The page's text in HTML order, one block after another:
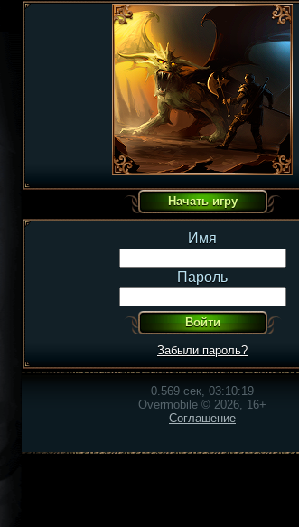
Имя
Пароль
Забыли пароль?
0.569 сек, 03:10:19
Overmobile © 2026, 16+
Соглашение